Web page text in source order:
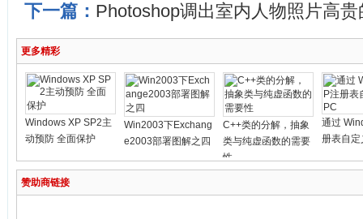
下一篇： Photoshop调出室内人物照片高
更多精彩
Windows XP SP2主
动预防 全面保护
Win2003下Exchang
e2003部署图解之四
C++类的分解，抽象
类与纯虚函数的需要
性
通过
册表自定
赞助商链接